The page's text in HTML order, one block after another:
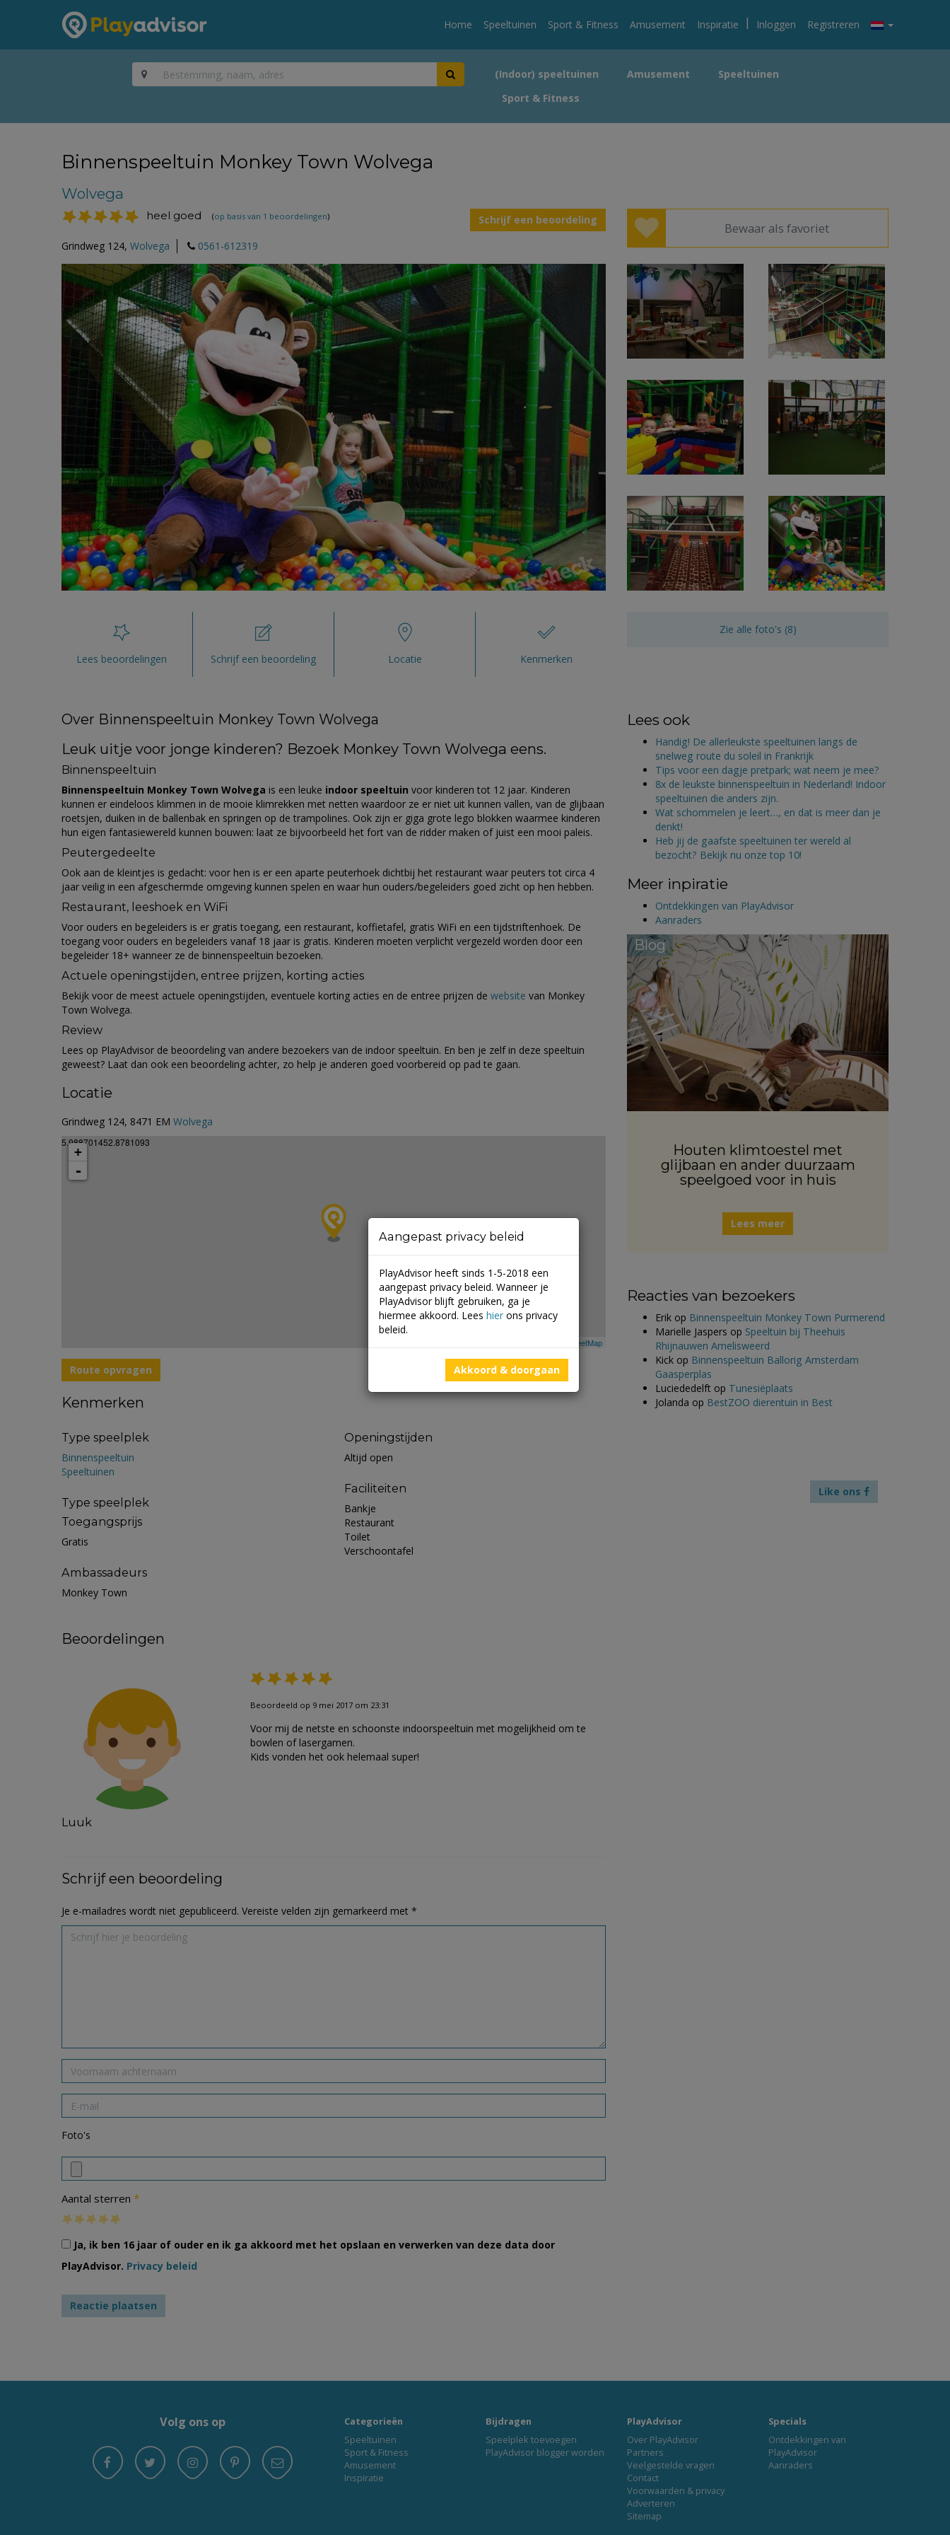
Home Speeltuinen Sport & Fitness Amusement Inspiratie | Inloggen Registreren
(Indoor) speeltuinen Amusement
Speeltuinen
Sport & Fitness
Binnenspeeltuin Monkey Town Wolvega
Wolvega
Schrijf een beoordeling
heel goed (op basis van 1 beoordelingen)
Grindweg 124, Wolvega 0561-612319
Bewaar als favoriet
Lees beoordelingen Schrijf een beoordeling Locatie Kenmerken
Zie alle foto's (8)
Over Binnenspeeltuin Monkey Town Wolvega
Leuk uitje voor jonge kinderen? Bezoek Monkey Town Wolvega eens.
Binnenspeeltuin
Binnenspeeltuin Monkey Town Wolvega is een leuke indoor speeltuin voor kinderen tot 12 jaar. Kinderen
kunnen er eindeloos klimmen in de mooie klimrekken met netten waardoor ze er niet uit kunnen vallen, van de glijbaan
roetsjen, duiken in de ballenbak en springen op de trampolines. Ook zijn er giga grote lego blokken waarmee kinderen
hun eigen fantasiewereld kunnen bouwen: laat ze bijvoorbeeld het fort van de ridder maken of juist een mooi paleis.
Peutergedeelte
Ook aan de kleintjes is gedacht: voor hen is er een aparte peuterhoek dichtbij het restaurant waar peuters tot circa 4
jaar veilig in een afgeschermde omgeving kunnen spelen en waar hun ouders/begeleiders goed zicht op hen hebben.
Restaurant, leeshoek en WiFi
Voor ouders en begeleiders is er gratis toegang, een restaurant, koffietafel, gratis WiFi en een tijdstriftenhoek. De
toegang voor ouders en begeleiders vanaf 18 jaar is gratis. Kinderen moeten verplicht vergezeld worden door een
begeleider 18+ wanneer ze de binnenspeeltuin bezoeken.
Actuele openingstijden, entree prijzen, korting acties
Bekijk voor de meest actuele openingstijden, eventuele korting acties en de entree prijzen de website van Monkey
Town Wolvega.
Review
Lees op PlayAdvisor de beoordeling van andere bezoekers van de indoor speeltuin. En ben je zelf in deze speeltuin
geweest? Laat dan ook een beoordeling achter, zo help je anderen goed voorbereid op pad te gaan.
Locatie
Grindweg 124, 8471 EM Wolvega
5.988701452.8781093
+
-
OpenStreetMap
Route opvragen
Kenmerken
Type speelplek
Binnenspeeltuin
Speeltuinen
Type speelplek
Toegangsprijs
Gratis
Ambassadeurs
Monkey Town
Openingstijden
Altijd open
Faciliteiten
Bankje
Restaurant
Toilet
Verschoontafel
Beoordelingen
Luuk
Beoordeeld op 9 mei 2017 om 23:31
Voor mij de netste en schoonste indoorspeeltuin met mogelijkheid om te
bowlen of lasergamen.
Kids vonden het ook helemaal super!
Schrijf een beoordeling
Je e-mailadres wordt niet gepubliceerd. Vereiste velden zijn gemarkeerd met *
Foto's
Aantal sterren *
Ja, ik ben 16 jaar of ouder en ik ga akkoord met het opslaan en verwerken van deze data door
PlayAdvisor. Privacy beleid
Lees ook
Handig! De allerleukste speeltuinen langs de
snelweg route du soleil in Frankrijk
Tips voor een dagje pretpark; wat neem je mee?
8x de leukste binnenspeeltuin in Nederland! Indoor
speeltuinen die anders zijn.
Wat schommelen je leert…, en dat is meer dan je
denkt!
Heb jij de gaafste speeltuinen ter wereld al
bezocht? Bekijk nu onze top 10!
Meer inpiratie
Ontdekkingen van PlayAdvisor
Aanraders
Blog
Houten klimtoestel met
glijbaan en ander duurzaam
speelgoed voor in huis
Lees meer
Reacties van bezoekers
Erik op Binnenspeeltuin Monkey Town Purmerend
Marielle Jaspers op Speeltuin bij Theehuis
Rhijnauwen Amelisweerd
Kick op Binnenspeeltuin Ballorig Amsterdam
Gaasperplas
Luciededelft op Tunesiëplaats
Jolanda op BestZOO dierentuin in Best
Like ons
Volg ons op
Categorieën
Speeltuinen
Sport & Fitness
Amusement
Inspiratie
Bijdragen
Speelplek toevoegen
PlayAdvisor blogger worden
PlayAdvisor
Over PlayAdvisor
Partners
Veelgestelde vragen
Contact
Voorwaarden & privacy
Adverteren
Sitemap
Specials
Ontdekkingen van
PlayAdvisor
Aanraders
Aangepast privacy beleid
PlayAdvisor heeft sinds 1-5-2018 een
aangepast privacy beleid. Wanneer je
PlayAdvisor blijft gebruiken, ga je
hiermee akkoord. Lees hier ons privacy
beleid.
Akkoord & doorgaan